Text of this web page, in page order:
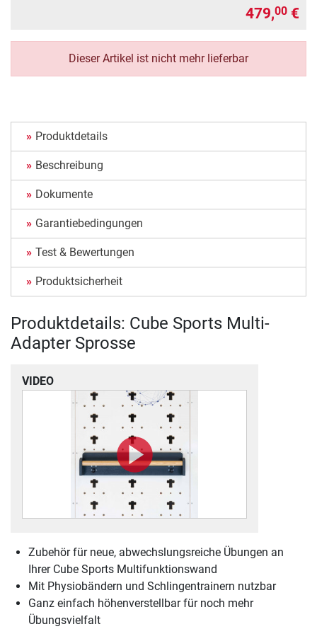
479,00 €
Dieser Artikel ist nicht mehr lieferbar
Produktdetails
Beschreibung
Dokumente
Garantiebedingungen
Test & Bewertungen
Produktsicherheit
Produktdetails: Cube Sports Multi-
Adapter Sprosse
VIDEO
Zubehör für neue, abwechslungsreiche Übungen an
Ihrer Cube Sports Multifunktionswand
Mit Physiobändern und Schlingentrainern nutzbar
Ganz einfach höhenverstellbar für noch mehr
Übungsvielfalt